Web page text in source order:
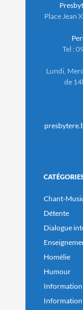
Place Jean
Tel :
Lundi,
de
Chant-
Détente
Dialogue
Homélie
Humour
Information